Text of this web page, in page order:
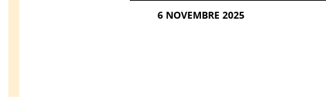
6 NOVEMBRE 2025